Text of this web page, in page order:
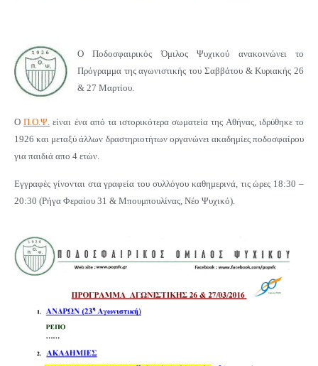
Ο Ποδοσφαιρικός Όμιλος Ψυχικού ανακοινώνει το
Πρόγραμμα της αγωνιστικής του Σαββάτου & Κυριακής 26
& 27 Μαρτίου.
ΟΠ.Ο.Ψ. είναι ένα από τα ιστορικότερα σωματεία της Αθήνας, ιδρύθηκε το
1926 και μεταξύ άλλων δραστηριοτήτων οργανώνει ακαδημίες ποδοσφαίρου
για παιδιά απο 4 ετών.
Εγγραφές γίνονται στα γραφεία του συλλόγου καθημερινά, τις ώρες 18:30 –
20:30 (Ρήγα Φεραίου 31 & Μπουμπουλίνας, Νέο Ψυχικό).